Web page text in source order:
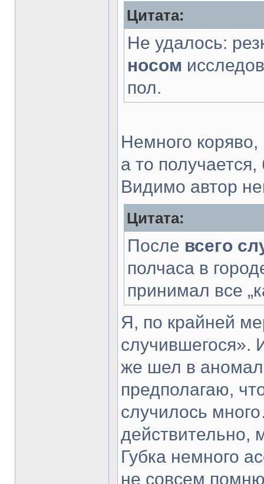
Цитата:
Не удалось:
носом
пол.
Немного
а то
Видимо автор
Цитата:
После всего
полчаса в
принимал все
Я, по крайней
случившегося».
же шел в
предполагаю,
случилось
действительно,
Губка немного
не совсем